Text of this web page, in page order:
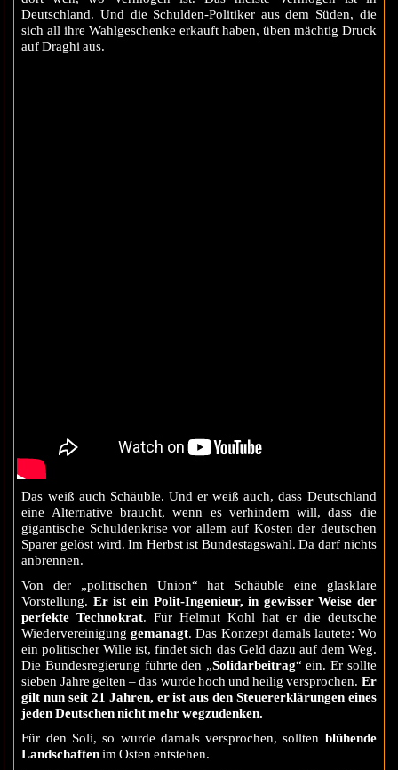
Deutschland. Und die Schulden-Politiker aus dem Süden, die
sich all ihre Wahlgeschenke erkauft haben, üben mächtig Druck
auf Draghi aus.
Das weiß auch Schäuble. Und er weiß auch, dass Deutschland
eine Alternative braucht, wenn es verhindern will, dass die
gigantische Schuldenkrise vor allem auf Kosten der deutschen
Sparer gelöst wird. Im Herbst ist Bundestagswahl. Da darf nichts
anbrennen.
Von der „politischen Union“ hat Schäuble eine glasklare
Vorstellung. Er ist ein Polit-Ingenieur, in gewisser Weise der
perfekte Technokrat. Für Helmut Kohl hat er die deutsche
Wiedervereinigunggemanagt. Das Konzept damals lautete: Wo
ein politischer Wille ist, findet sich das Geld dazu auf dem Weg.
Die Bundesregierung führte den „Solidarbeitrag“ ein. Er sollte
sieben Jahre gelten – das wurde hoch und heilig versprochen. Er
gilt nun seit 21 Jahren, er ist aus den Steuererklärungen eines
jeden Deutschen nicht mehr wegzudenken.
Für den Soli, so wurde damals versprochen, sollten blühende
Landschaftenim Osten entstehen.